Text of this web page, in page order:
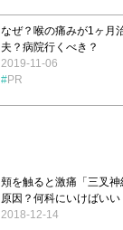
なぜ？喉の痛みが1ヶ月
夫？病院行くべき？
2019-11-06
PR
頬を触ると激痛「三叉
原因？何科にいけばいい
2018-12-14